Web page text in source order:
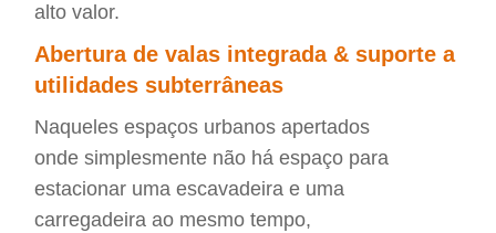
alto valor.
Abertura de valas integrada & suporte a
utilidades subterrâneas
Naqueles espaços urbanos apertados
onde simplesmente não há espaço para
estacionar uma escavadeira e uma
carregadeira ao mesmo tempo,